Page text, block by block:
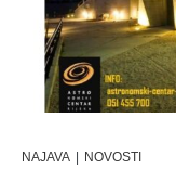
NAJAVA | NOVOSTI